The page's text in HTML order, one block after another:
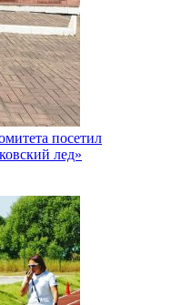
посетил
лед»